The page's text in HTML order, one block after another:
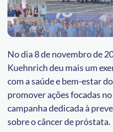
No dia 8 de novembro de
Kuehnrich deu mais um
com a saúde e bem-estar
promover ações focadas
campanha dedicada à
sobre o câncer de próstata.